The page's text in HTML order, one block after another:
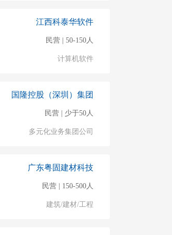
江西科泰华软件
民营 | 50-150人
计算机软件
国隆控股（深圳）集团
民营 | 少于50人
多元化业务集团公司
广东粤固建材科技
民营 | 150-500人
建筑/建材/工程